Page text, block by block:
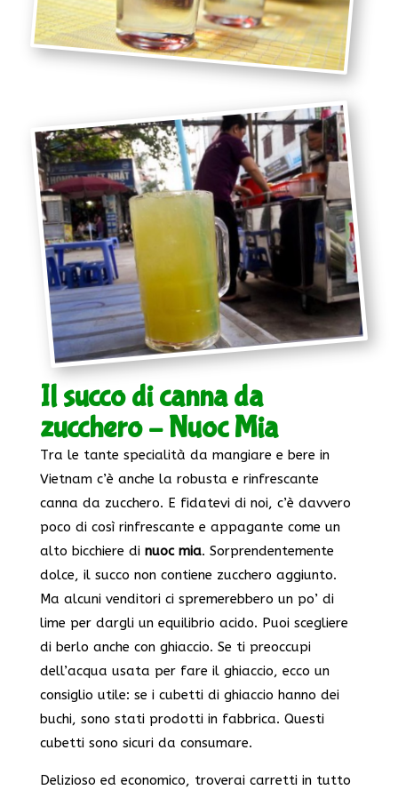
Il succo di canna da
zucchero – Nuoc Mia
Tra le tante specialità da mangiare e bere in
Vietnam c’è anche la robusta e rinfrescante
canna da zucchero. E fidatevi di noi, c’è davvero
poco di così rinfrescante e appagante come un
alto bicchiere di nuoc mia. Sorprendentemente
dolce, il succo non contiene zucchero aggiunto.
Ma alcuni venditori ci spremerebbero un po’ di
lime per dargli un equilibrio acido. Puoi scegliere
di berlo anche con ghiaccio. Se ti preoccupi
dell’acqua usata per fare il ghiaccio, ecco un
consiglio utile: se i cubetti di ghiaccio hanno dei
buchi, sono stati prodotti in fabbrica. Questi
cubetti sono sicuri da consumare.
Delizioso ed economico, troverai carretti in tutto